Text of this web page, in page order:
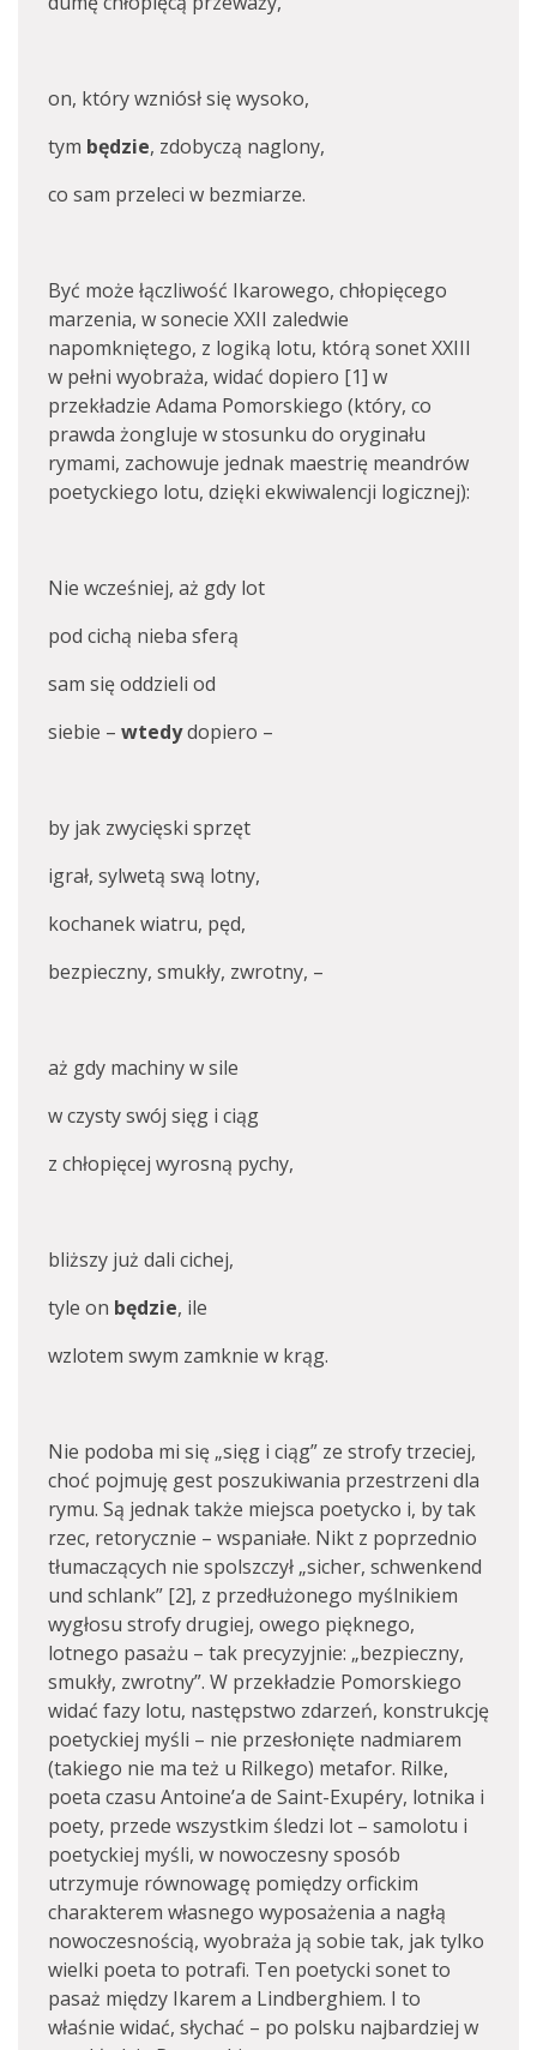
on, który wzniósł się wysoko,
tym będzie, zdobyczą naglony,
co sam przeleci w bezmiarze.
Być może łączliwość Ikarowego, chłopięcego
marzenia, w sonecie XXII zaledwie
napomkniętego, z logiką lotu, którą sonet XXIII
w pełni wyobraża, widać dopiero [1] w
przekładzie Adama Pomorskiego (który, co
prawda żongluje w stosunku do oryginału
rymami, zachowuje jednak maestrię meandrów
poetyckiego lotu, dzięki ekwiwalencji logicznej):
Nie wcześniej, aż gdy lot
pod cichą nieba sferą
sam się oddzieli od
siebie – wtedydopiero –
by jak zwycięski sprzęt
igrał, sylwetą swą lotny,
kochanek wiatru, pęd,
bezpieczny, smukły, zwrotny, –
aż gdy machiny w sile
w czysty swój sięg i ciąg
z chłopięcej wyrosną pychy,
bliższy już dali cichej,
tyle on będzie, ile
wzlotem swym zamknie w krąg.
Nie podoba mi się „sięg i ciąg” ze strofy trzeciej,
choć pojmuję gest poszukiwania przestrzeni dla
rymu. Są jednak także miejsca poetycko i, by tak
rzec, retorycznie – wspaniałe. Nikt z poprzednio
tłumaczących nie spolszczył „sicher, schwenkend
und schlank” [2], z przedłużonego myślnikiem
wygłosu strofy drugiej, owego pięknego,
lotnego pasażu – tak precyzyjnie: „bezpieczny,
smukły, zwrotny”. W przekładzie Pomorskiego
widać fazy lotu, następstwo zdarzeń, konstrukcję
poetyckiej myśli – nie przesłonięte nadmiarem
(takiego nie ma też u Rilkego) metafor. Rilke,
poeta czasu Antoine’a de Saint-Exupéry, lotnika i
poety, przede wszystkim śledzi lot – samolotu i
poetyckiej myśli, w nowoczesny sposób
utrzymuje równowagę pomiędzy orfickim
charakterem własnego wyposażenia a nagłą
nowoczesnością, wyobraża ją sobie tak, jak tylko
wielki poeta to potrafi. Ten poetycki sonet to
pasaż między Ikarem a Lindberghiem. I to
właśnie widać, słychać – po polsku najbardziej w